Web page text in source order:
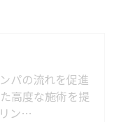
パの流れを促進
高度な施術を提
ン…